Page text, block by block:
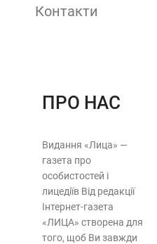
Контакти
ПРО НАС
Видання «Лица» —
газета про
особистостей і
лицедіїв Від редакції
Інтернет-газета
«ЛИЦА» створена для
того, щоб Ви завжди